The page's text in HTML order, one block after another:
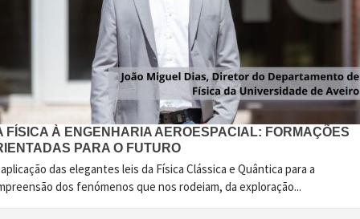
FÍSICA À ENGENHARIA AEROESPACIAL: FORMAÇÕES
PARA O FUTURO
das elegantes leis da Física Clássica e Quântica para a
dos fenómenos que nos rodeiam, da exploração...